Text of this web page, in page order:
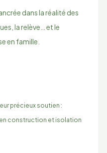
dans la réalité des
la relève… et le
en famille.
précieux soutien :
en construction et isolation